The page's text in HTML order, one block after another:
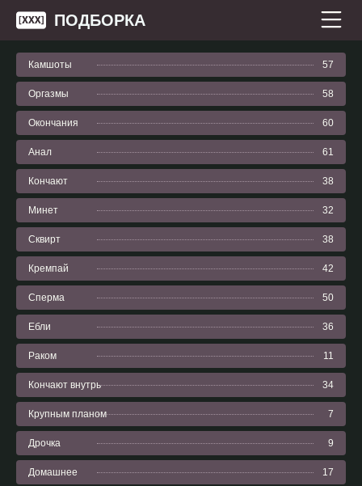
ПОДБОРКА
Камшоты 57
Оргазмы 58
Окончания 60
Анал 61
Кончают 38
Минет 32
Сквирт 38
Кремпай 42
Сперма 50
Ебли 36
Раком 11
Кончают внутрь 34
Крупным планом 7
Дрочка 9
Домашнее 17